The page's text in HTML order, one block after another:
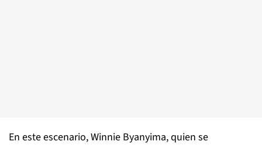
En este escenario, Winnie Byanyima, quien se